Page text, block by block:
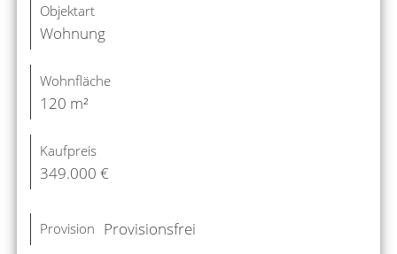
Objektart
Wohnung
Wohnfläche
120 m²
Kaufpreis
349.000 €
Provision Provisionsfrei